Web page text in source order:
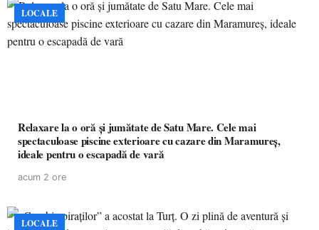
LOCALE
Relaxare la o oră și jumătate de Satu Mare. Cele mai
spectaculoase piscine exterioare cu cazare din Maramureș,
ideale pentru o escapadă de vară
acum 2 ore
LOCALE